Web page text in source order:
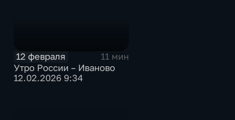
12 февраля
11 мин
Утро России – Иваново
12.02.2026 9:34